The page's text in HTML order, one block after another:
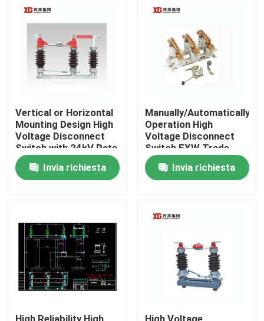
Casa
Prodotti
Circa noi
Vertical or Horizontal
Mounting Design High
Voltage Disconnect
Switch with 24kV Rate
Voltage
Invia richiesta
Manually/Automatically
Operation High
Voltage Disconnect
Switch EXW Trade
Terms Product
Invia richiesta